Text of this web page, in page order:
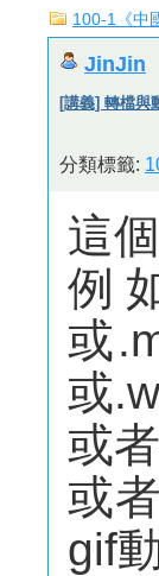
100-1《中
JinJin
[講義] 轉檔
分類標籤:
這
例
或
或
或
或
gif